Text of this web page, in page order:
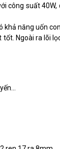
công suất
năng uốn
Ngoài ra lõi